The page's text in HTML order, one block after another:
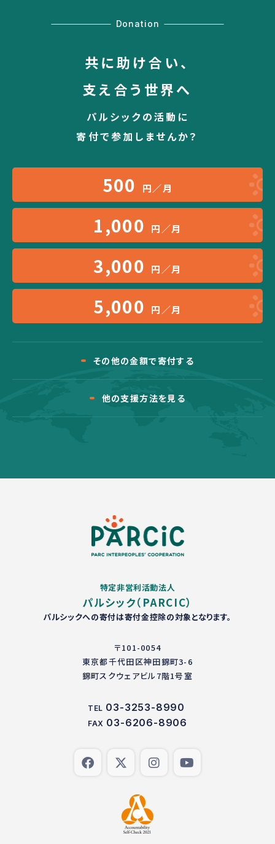
Donation
共に助け合い、
支え合う世界へ
パルシックの活動に
寄付で参加しませんか？
500 円／月
1,000 円／月
3,000 円／月
5,000 円／月
その他の金額で寄付する
他の支援方法を見る
特定非営利活動法人
パルシック（PARCIC）
パルシックへの寄付は寄付金控除の対象となります。
〒101-0054
東京都千代田区神田錦町3-6
錦町スクウェアビル7階1号室
TEL 03-3253-8990
FAX 03-6206-8906